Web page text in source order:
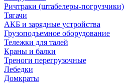
Ричтраки (штабелеры-погрузчики)
Тягачи
АКБ и зарядные устройства
Грузоподъемное оборудование
Тележки для талей
Краны и балки
Треноги перегрузочные
Лебедки
Домкраты